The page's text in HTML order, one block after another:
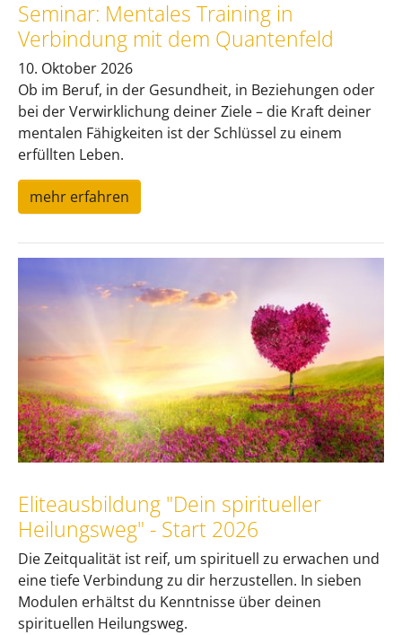
Seminar: Mentales Training in
Verbindung mit dem Quantenfeld
10. Oktober 2026
Ob im Beruf, in der Gesundheit, in Beziehungen oder
bei der Verwirklichung deiner Ziele – die Kraft deiner
mentalen Fähigkeiten ist der Schlüssel zu einem
erfüllten Leben.
mehr erfahren
Eliteausbildung "Dein spiritueller
Heilungsweg" - Start 2026
Die Zeitqualität ist reif, um spirituell zu erwachen und
eine tiefe Verbindung zu dir herzustellen. In sieben
Modulen erhältst du Kenntnisse über deinen
spirituellen Heilungsweg.